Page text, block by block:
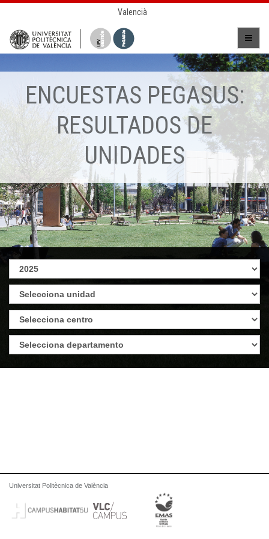
Valencià
ENCUESTAS PEGASUS:
RESULTADOS DE
UNIDADES
Universitat Politècnica de València